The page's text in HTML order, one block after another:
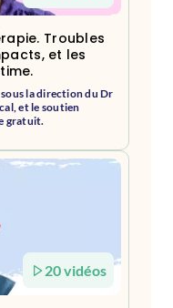
Troubles
et les
la direction du Dr
et le soutien
gratuit.
20 vidéos